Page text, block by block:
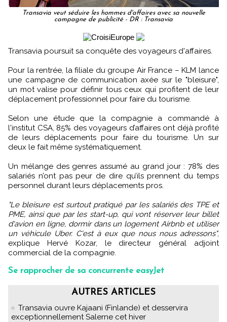
Transavia veut séduire les hommes d'affaires avec sa nouvelle
campagne de publicité - DR : Transavia
Transavia poursuit sa conquête des voyageurs d'affaires.
Pour la rentrée, la filiale du groupe Air France – KLM lance
une campagne de communication axée sur le "bleisure",
un mot valise pour définir tous ceux qui profitent de leur
déplacement professionnel pour faire du tourisme.
Selon une étude que la compagnie a commandé à
l'institut CSA, 85% des voyageurs d’affaires ont déjà profité
de leurs déplacements pour faire du tourisme. Un sur
deux le fait même systématiquement.
Un mélange des genres assumé au grand jour : 78% des
salariés n’ont pas peur de dire qu’ils prennent du temps
personnel durant leurs déplacements pros.
"Le bleisure est surtout pratiqué par les salariés des TPE et
PME, ainsi que par les start-up, qui vont réserver leur billet
d'avion en ligne, dormir dans un logement Airbnb et utiliser
un véhicule Uber. C'est à eux que nous nous adressons",
explique Hervé Kozar, le directeur général adjoint
commercial de la compagnie.
Se rapprocher de sa concurrente easyJet
AUTRES ARTICLES
Transavia ouvre Kajaani (Finlande) et desservira
exceptionnellement Salerne cet hiver